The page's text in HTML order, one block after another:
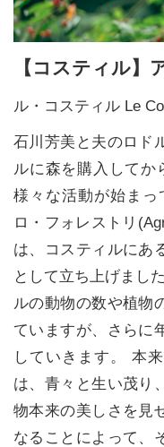
【コスティル】
ル・コスティル Le
石川芳美と夫のロド
ルに森を購入してか
様々な活動が始ま
ロ・フォレストリ
は、コスティルにあ
として立ち上げまし
ルの動物の数や植物
ていますが、さらに
していきます。 本
は、青々と生い茂り
物本来の美しさを見
なることによって、